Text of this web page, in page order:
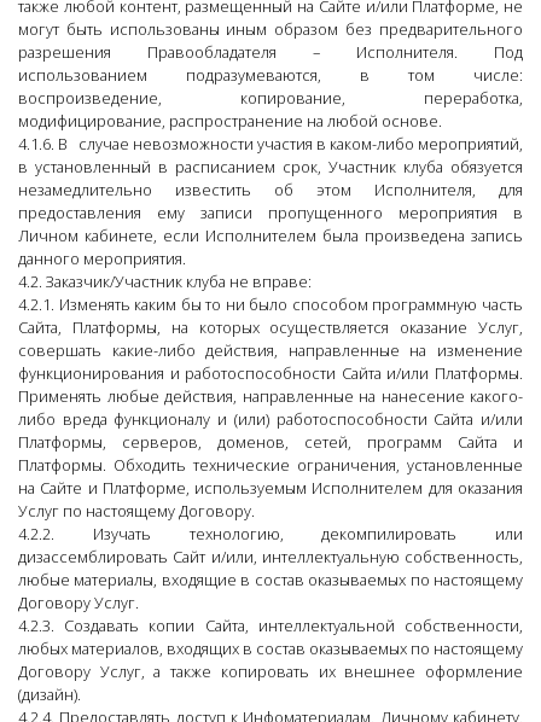
также любой контент, размещенный на Сайте и/или Платформе, не
могут быть использованы иным образом без предварительного
разрешения Правообладателя – Исполнителя. Под
использованием подразумеваются, в том числе:
воспроизведение, копирование, переработка,
модифицирование, распространение на любой основе.
4.1.6. В случае невозможности участия в каком-либо мероприятий,
в установленный в расписанием срок, Участник клуба обязуется
незамедлительно известить об этом Исполнителя, для
предоставления ему записи пропущенного мероприятия в
Личном кабинете, если Исполнителем была произведена запись
данного мероприятия.
4.2. Заказчик/Участник клуба не вправе:
4.2.1. Изменять каким бы то ни было способом программную часть
Сайта, Платформы, на которых осуществляется оказание Услуг,
совершать какие-либо действия, направленные на изменение
функционирования и работоспособности Сайта и/или Платформы.
Применять любые действия, направленные на нанесение какого-
либо вреда функционалу и (или) работоспособности Сайта и/или
Платформы, серверов, доменов, сетей, программ Сайта и
Платформы. Обходить технические ограничения, установленные
на Сайте и Платформе, используемым Исполнителем для оказания
Услуг по настоящему Договору.
4.2.2. Изучать технологию, декомпилировать или
дизассемблировать Сайт и/или, интеллектуальную собственность,
любые материалы, входящие в состав оказываемых по настоящему
Договору Услуг.
4.2.3. Создавать копии Сайта, интеллектуальной собственности,
любых материалов, входящих в состав оказываемых по настоящему
Договору Услуг, а также копировать их внешнее оформление
(дизайн).
4.2.4. Предоставлять доступ к Инфоматериалам, Личному кабинету,